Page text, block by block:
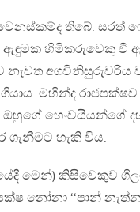
තිබේ. සරත්
හිමිකරුවෙකු වී
නැවත අගවිනිසුරුවරිය
ගියාය. මහින්ද
හෙංචයියන්ගේ
ගැනීමට හැකි විය.
මෙන්) කිසිවෙකුව
නෝනා ‘‘පාන්